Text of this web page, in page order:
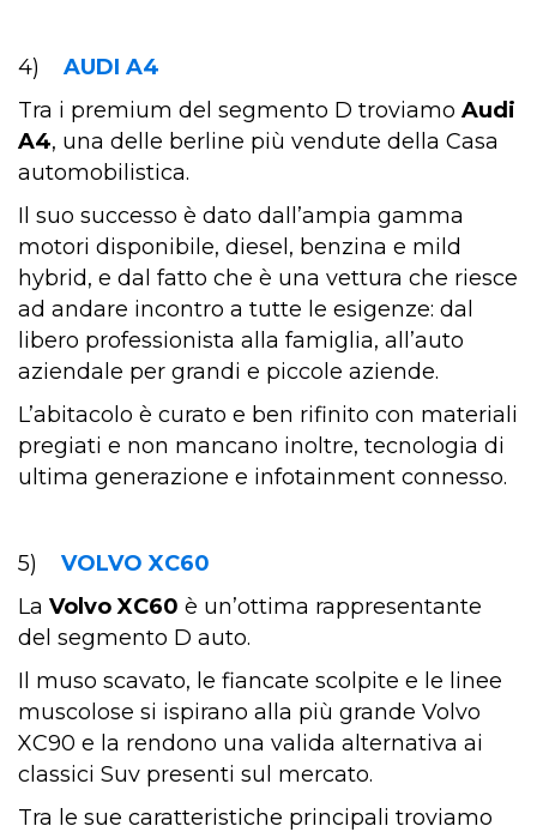
4)
AUDI A4
Tra i premium del segmento D troviamo Audi
A4, una delle berline più vendute della Casa
automobilistica.
Il suo successo è dato dall’ampia gamma
motori disponibile, diesel, benzina e mild
hybrid, e dal fatto che è una vettura che riesce
ad andare incontro a tutte le esigenze: dal
libero professionista alla famiglia, all’auto
aziendale per grandi e piccole aziende.
L’abitacolo è curato e ben rifinito con materiali
pregiati e non mancano inoltre, tecnologia di
ultima generazione e infotainment connesso.
5)
VOLVO XC60
La Volvo XC60 è un’ottima rappresentante
del segmento D auto.
Il muso scavato, le fiancate scolpite e le linee
muscolose si ispirano alla più grande Volvo
XC90 e la rendono una valida alternativa ai
classici Suv presenti sul mercato.
Tra le sue caratteristiche principali troviamo